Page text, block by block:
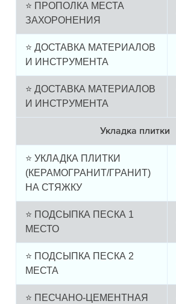
⭐ ПРОПОЛКА МЕСТА
ЗАХОРОНЕНИЯ
⭐ ДОСТАВКА МАТЕРИАЛОВ
И ИНСТРУМЕНТА
⭐ ДОСТАВКА МАТЕРИАЛОВ
И ИНСТРУМЕНТА
Укладка плитки
⭐ УКЛАДКА ПЛИТКИ
(КЕРАМОГРАНИТ/ГРАНИТ)
НА СТЯЖКУ
⭐ ПОДСЫПКА ПЕСКА 1
МЕСТО
⭐ ПОДСЫПКА ПЕСКА 2
МЕСТА
⭐ ПЕСЧАНО-ЦЕМЕНТНАЯ